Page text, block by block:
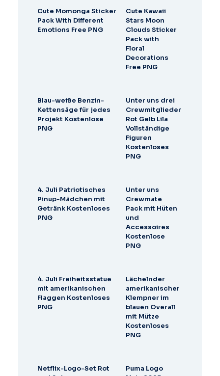
Cute Momonga Sticker
Pack With Different
Emotions Free PNG
Cute Kawaii
Stars Moon
Clouds Sticker
Pack with
Floral
Decorations
Free PNG
Blau-weiße Benzin-
Kettensäge für jedes
Projekt Kostenlose
PNG
Unter uns drei
Crewmitglieder
Rot Gelb Lila
Vollständige
Figuren
Kostenloses
PNG
4. Juli Patriotisches
Pinup-Mädchen mit
Getränk Kostenloses
PNG
Unter uns
Crewmate
Pack mit Hüten
und
Accessoires
Kostenlose
PNG
4. Juli Freiheitsstatue
mit amerikanischen
Flaggen Kostenloses
PNG
Lächelnder
amerikanischer
Klempner im
blauen Overall
mit Mütze
Kostenloses
PNG
Netflix-Logo-Set Rot
Puma Logo